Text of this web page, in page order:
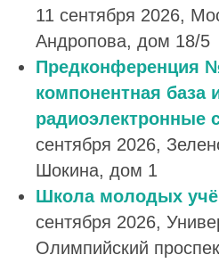
11 сентября 2026,
Андропова, дом 18/5
Предконференция
компонентная база
радиоэлектронные
сентября 2026,
Шокина, дом 1
Школа молодых
сентября 2026,
Олимпийский